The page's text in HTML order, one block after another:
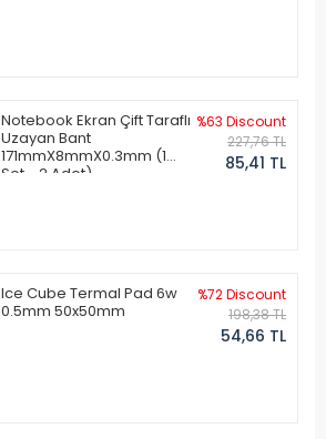
Notebook Ekran Çift Taraflı
Uzayan Bant
171mmX8mmX0.3mm (1
Set - 2 Adet)
%63 Discount
227,76 TL
85,41 TL
Ice Cube Termal Pad 6w
0.5mm 50x50mm
%72 Discount
198,38 TL
54,66 TL